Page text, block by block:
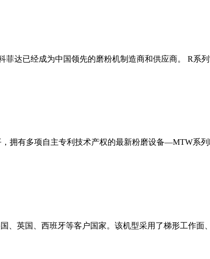
达已经成为中国领先的磨粉机制造商和供应商。 R系
拥有多项自主专利技术产权的最新粉磨设备—MTW系
、英国、西班牙等客户国家。该机型采用了梯形工作